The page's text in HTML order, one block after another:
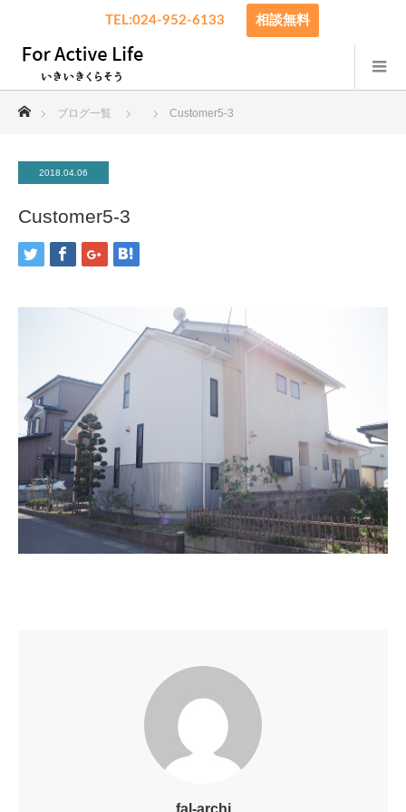
TEL:024-952-6133 相談無料
ブログ一覧 Customer5-3
2018.04.06
Customer5-3
fal-archi